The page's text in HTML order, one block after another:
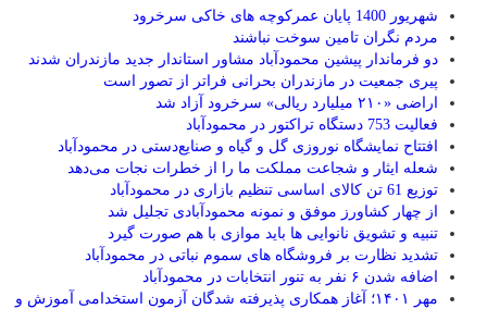
شهریور 1400 پایان عمرکوچه های خاکی سرخرود
مردم نگران تامین سوخت نباشند
دو فرماندار پیشین محمودآباد مشاور استاندار جدید مازندران شدند
پیری جمعیت در مازندران بحرانی فراتر از تصور است
اراضی «۲۱۰ میلیارد ریالی» سرخرود آزاد شد
فعالیت 753 دستگاه تراکتور در محمودآباد
افتتاح نمایشگاه نوروزی گل و گیاه و صنایع‌دستی در محمودآباد
شعله ایثار و شجاعت مملکت ما را از خطرات نجات می‌دهد
توزیع 61 تن کالای اساسی تنظیم بازاری در محمودآباد
از چهار کشاورز موفق و نمونه محمودآبادی تجلیل شد
تنبیه و تشویق نانوایی ها باید موازی با هم صورت گیرد
تشدید نظارت بر فروشگاه های سموم نباتی در محمودآباد
اضافه شدن ۶ نفر به تنور انتخابات در محمودآباد
مهر ۱۴۰۱؛ آغاز همکاری پذیرفته شدگان آزمون استخدامی آموزش و